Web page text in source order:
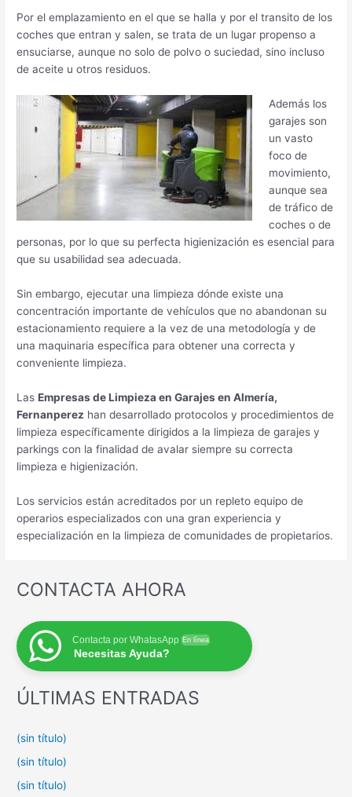
Por el emplazamiento en el que se halla y por el transito de los
coches que entran y salen, se trata de un lugar propenso a
ensuciarse, aunque no solo de polvo o suciedad, sino incluso
de aceite u otros residuos.
Además los
garajes son
un vasto
foco de
movimiento,
aunque sea
de tráfico de
coches o de
personas, por lo que su perfecta higienización es esencial para
que su usabilidad sea adecuada.
Sin embargo, ejecutar una limpieza dónde existe una
concentración importante de vehículos que no abandonan su
estacionamiento requiere a la vez de una metodología y de
una maquinaria específica para obtener una correcta y
conveniente limpieza.
LasEmpresas de Limpieza en Garajes en Almería,
Fernanperez han desarrollado protocolos y procedimientos de
limpieza específicamente dirigidos a la limpieza de garajes y
parkings con la finalidad de avalar siempre su correcta
limpieza e higienización.
Los servicios están acreditados por un repleto equipo de
operarios especializados con una gran experiencia y
especialización en la limpieza de comunidades de propietarios.
CONTACTA AHORA
Contacta por WhatasApp En línea
Necesitas Ayuda?
ÚLTIMAS ENTRADAS
(sin título)
(sin título)
(sin título)